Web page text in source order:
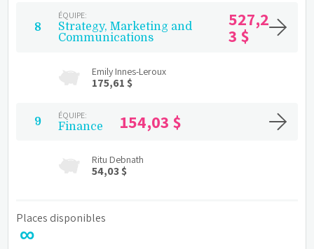
8
ÉQUIPE:
Strategy, Marketing and
Communications
527,2
3 $
Emily Innes-Leroux
175,61 $
9
ÉQUIPE:
Finance 154,03 $
Ritu Debnath
54,03 $
Places disponibles
∞